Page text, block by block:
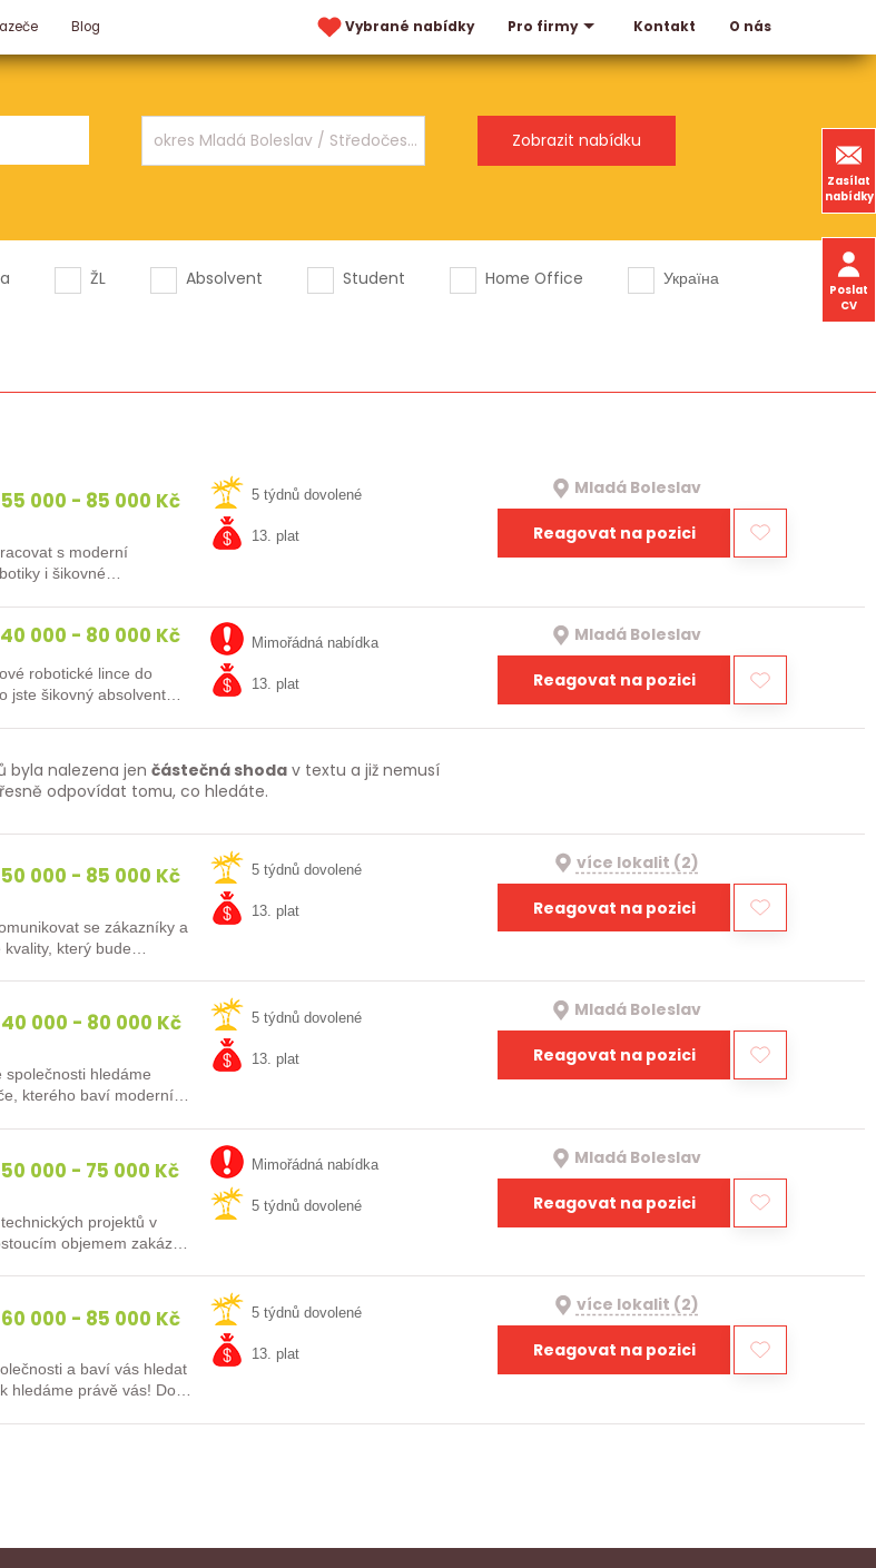
Blog Vybrané nabídky Pro firmy Kontakt O nás
Zasílat
nabídky
Poslat
CV
ŽL Absolvent Student Home Office
Україна
55 000 - 85 000 Kč 5 týdnů dovolené
13. plat
Mladá Boleslav
Reagovat na pozici
40 000 - 80 000 Kč
nebo jste šikovný absolvent…
Mimořádná nabídka
13. plat
Mladá Boleslav
Reagovat na pozici
byla nalezena jen částečná shodav textu a již nemusí
odpovídat tomu, co hledáte.
50 000 - 85 000 Kč
se zákazníky a
kvality, který bude…
5 týdnů dovolené
13. plat
více lokalit (2)
Reagovat na pozici
40 000 - 80 000 Kč
hledáme
kterého baví moderní…
5 týdnů dovolené
13. plat
Mladá Boleslav
Reagovat na pozici
50 000 - 75 000 Kč
projektů v
objemem zakázek
Mimořádná nabídka
5 týdnů dovolené
Mladá Boleslav
Reagovat na pozici
60 000 - 85 000 Kč
a baví vás hledat
hledáme právě vás! Do…
5 týdnů dovolené
13. plat
více lokalit (2)
Reagovat na pozici